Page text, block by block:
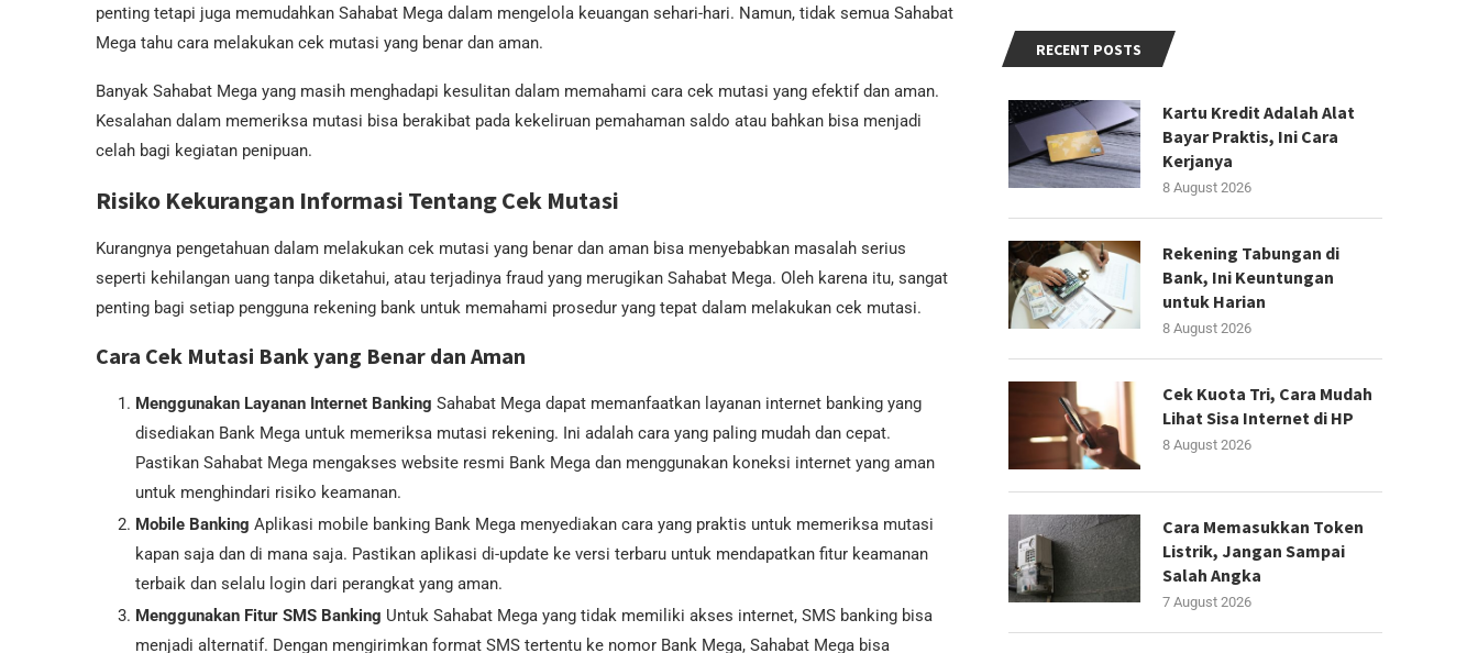
penting tetapi juga memudahkan Sahabat Mega dalam mengelola keuangan sehari-hari. Namun, tidak semua Sahabat
Mega tahu cara melakukan cek mutasi yang benar dan aman.
Banyak Sahabat Mega yang masih menghadapi kesulitan dalam memahami cara cek mutasi yang efektif dan aman.
Kesalahan dalam memeriksa mutasi bisa berakibat pada kekeliruan pemahaman saldo atau bahkan bisa menjadi
celah bagi kegiatan penipuan.
Risiko Kekurangan Informasi Tentang Cek Mutasi
Kurangnya pengetahuan dalam melakukan cek mutasi yang benar dan aman bisa menyebabkan masalah serius
seperti kehilangan uang tanpa diketahui, atau terjadinya fraud yang merugikan Sahabat Mega. Oleh karena itu, sangat
penting bagi setiap pengguna rekening bank untuk memahami prosedur yang tepat dalam melakukan cek mutasi.
Cara Cek Mutasi Bank yang Benar dan Aman
Menggunakan Layanan Internet Banking Sahabat Mega dapat memanfaatkan layanan internet banking yang
disediakan Bank Mega untuk memeriksa mutasi rekening. Ini adalah cara yang paling mudah dan cepat.
Pastikan Sahabat Mega mengakses website resmi Bank Mega dan menggunakan koneksi internet yang aman
untuk menghindari risiko keamanan.
Mobile Banking Aplikasi mobile banking Bank Mega menyediakan cara yang praktis untuk memeriksa mutasi
kapan saja dan di mana saja. Pastikan aplikasi di-update ke versi terbaru untuk mendapatkan fitur keamanan
terbaik dan selalu login dari perangkat yang aman.
Menggunakan Fitur SMS Banking Untuk Sahabat Mega yang tidak memiliki akses internet, SMS banking bisa
menjadi alternatif. Dengan mengirimkan format SMS tertentu ke nomor Bank Mega, Sahabat Mega bisa
RECENT POSTS
Kartu Kredit Adalah Alat
Bayar Praktis, Ini Cara
Kerjanya
8 August 2026
Rekening Tabungan di
Bank, Ini Keuntungan
untuk Harian
8 August 2026
Cek Kuota Tri, Cara Mudah
Lihat Sisa Internet di HP
8 August 2026
Cara Memasukkan Token
Listrik, Jangan Sampai
Salah Angka
7 August 2026